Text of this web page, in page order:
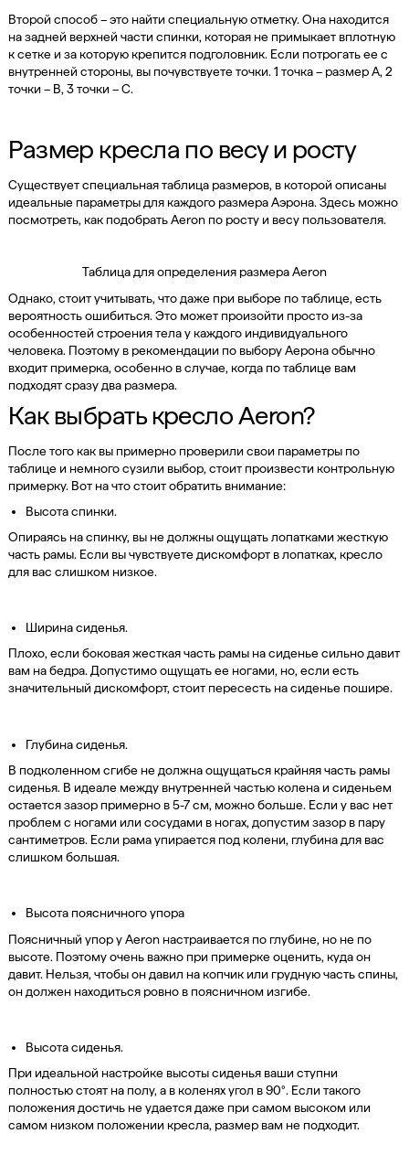
Второй способ – это найти специальную отметку. Она находится
на задней верхней части спинки, которая не примыкает вплотную
к сетке и за которую крепится подголовник. Если потрогать ее с
внутренней стороны, вы почувствуете точки. 1 точка – размер A, 2
точки – B, 3 точки – C.
Размер кресла по весу и росту
Существует специальная таблица размеров, в которой описаны
идеальные параметры для каждого размера Аэрона. Здесь можно
посмотреть, как подобрать Aeron по росту и весу пользователя.
Таблица для определения размера Aeron
Однако, стоит учитывать, что даже при выборе по таблице, есть
вероятность ошибиться. Это может произойти просто из-за
особенностей строения тела у каждого индивидуального
человека. Поэтому в рекомендации по выбору Аерона обычно
входит примерка, особенно в случае, когда по таблице вам
подходят сразу два размера.
Как выбрать кресло Aeron?
После того как вы примерно проверили свои параметры по
таблице и немного сузили выбор, стоит произвести контрольную
примерку. Вот на что стоит обратить внимание:
Высота спинки.
Опираясь на спинку, вы не должны ощущать лопатками жесткую
часть рамы. Если вы чувствуете дискомфорт в лопатках, кресло
для вас слишком низкое.
Ширина сиденья.
Плохо, если боковая жесткая часть рамы на сиденье сильно давит
вам на бедра. Допустимо ощущать ее ногами, но, если есть
значительный дискомфорт, стоит пересесть на сиденье пошире.
Глубина сиденья.
В подколенном сгибе не должна ощущаться крайняя часть рамы
сиденья. В идеале между внутренней частью колена и сиденьем
остается зазор примерно в 5-7 см, можно больше. Если у вас нет
проблем с ногами или сосудами в ногах, допустим зазор в пару
сантиметров. Если рама упирается под колени, глубина для вас
слишком большая.
Высота поясничного упора
Поясничный упор у Aeron настраивается по глубине, но не по
высоте. Поэтому очень важно при примерке оценить, куда он
давит. Нельзя, чтобы он давил на копчик или грудную часть спины,
он должен находиться ровно в поясничном изгибе.
Высота сиденья.
При идеальной настройке высоты сиденья ваши ступни
полностью стоят на полу, а в коленях угол в 90°. Если такого
положения достичь не удается даже при самом высоком или
самом низком положении кресла, размер вам не подходит.